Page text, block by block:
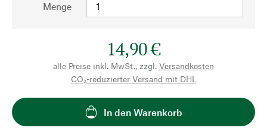
Menge
14,90 €
alle Preise inkl. MwSt., zzgl. Versandkosten
CO₂-reduzierter Versand mit DHL
In den Warenkorb